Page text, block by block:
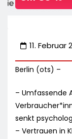
11. Februar
Berlin (ots) –
– Umfassende
senkt
– Vertrauen in